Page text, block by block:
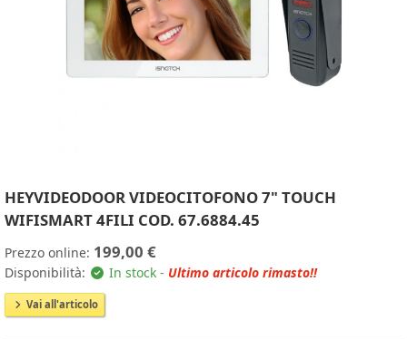
HEYVIDEODOOR VIDEOCITOFONO 7" TOUCH
WIFISMART 4FILI COD. 67.6884.45
Prezzo online: 199,00 €
Disponibilità: In stock - Ultimo articolo rimasto!!
Vai all'articolo